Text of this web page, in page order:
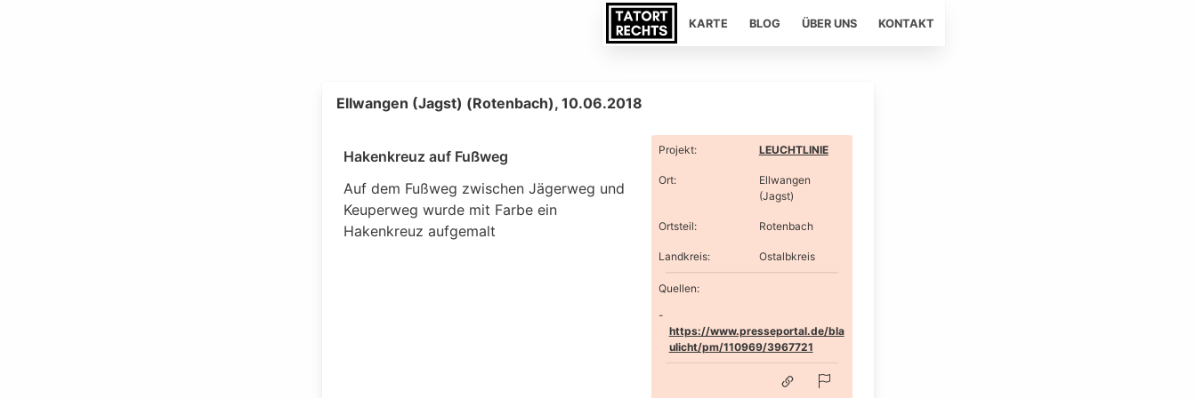
KARTE BLOG ÜBER UNS KONTAKT
Ellwangen (Jagst) (Rotenbach), 10.06.2018
Hakenkreuz auf Fußweg
Auf dem Fußweg zwischen Jägerweg und
Keuperweg wurde mit Farbe ein
Hakenkreuz aufgemalt
Projekt: LEUCHTLINIE
Ort:
Ellwangen
(Jagst)
Ortsteil: Rotenbach
Landkreis: Ostalbkreis
Quellen:
https://www.presseportal.de/bla
ulicht/pm/110969/3967721